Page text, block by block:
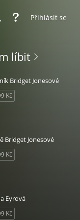
Přihlásit se
líbit
Bridget Jonesové
Kč
Bridget Jonesové
Kč
Eyrová
Kč